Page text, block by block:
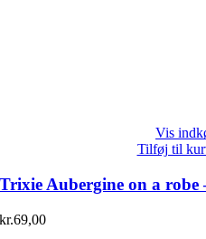
Vis
Tilføj til
Trixie Aubergine on a robe
kr.69,00